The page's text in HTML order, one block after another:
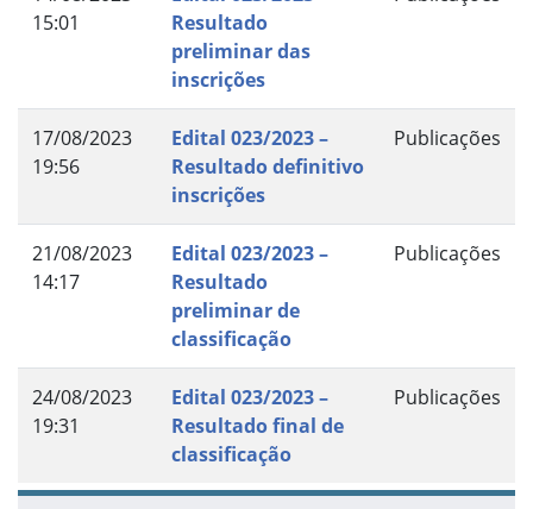
15:01
Resultado
preliminar das
inscrições
17/08/2023
19:56
Edital 023/2023 –
Resultado definitivo
inscrições
Publicações
21/08/2023
14:17
Edital 023/2023 –
Resultado
preliminar de
classificação
Publicações
24/08/2023
19:31
Edital 023/2023 –
Resultado final de
classificação
Publicações